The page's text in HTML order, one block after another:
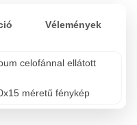
Vélemények
celofánnal ellátott
méretű fénykép